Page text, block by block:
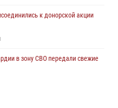
к донорской акции
в зону СВО передали свежие
стрелковой подготовке для